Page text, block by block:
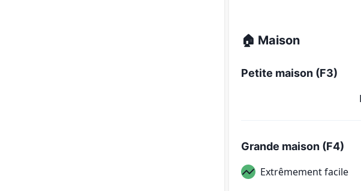
🏠 Maison
Petite maison (F3)
Grande maison (F4)
Extrêmement facile